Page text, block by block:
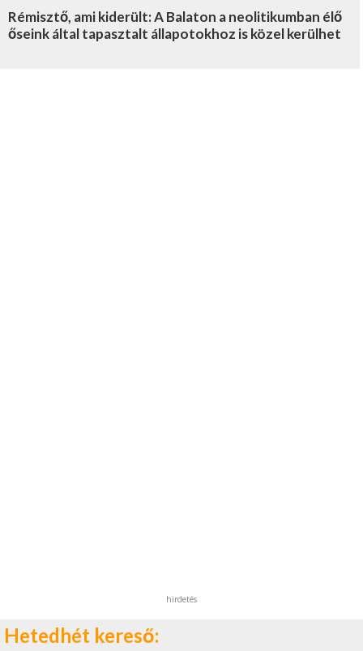
Rémisztő, ami kiderült: A Balaton a neolitikumban élő
őseink által tapasztalt állapotokhoz is közel kerülhet
hirdetés
Hetedhét kereső: